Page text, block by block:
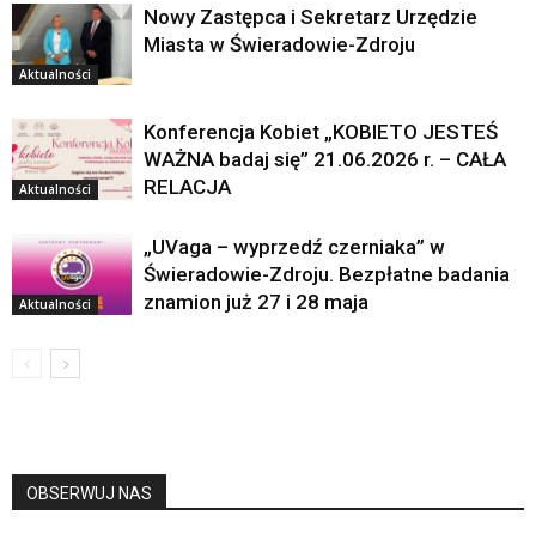
Aktualności
Nowy Zastępca i Sekretarz Urzędzie
Miasta w Świeradowie-Zdroju
Aktualności
Konferencja Kobiet „KOBIETO JESTEŚ
WAŻNA badaj się” 21.06.2026 r. – CAŁA
RELACJA
Aktualności
„UVaga – wyprzedź czerniaka” w
Świeradowie-Zdroju. Bezpłatne badania
znamion już 27 i 28 maja
OBSERWUJ NAS